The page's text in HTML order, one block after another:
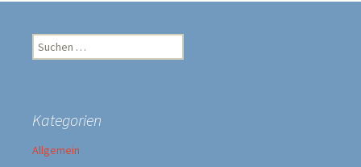
Suchen
nach:
Kategorien
Allgemein